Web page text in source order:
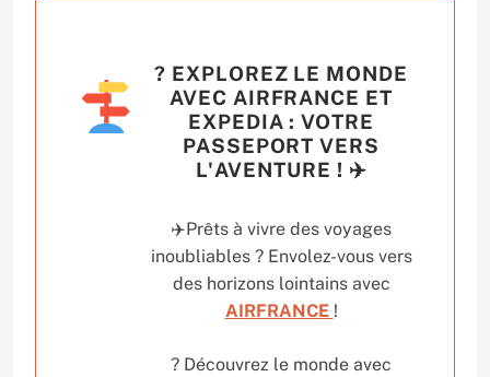
? EXPLOREZ LE MONDE
AVEC AIRFRANCE ET
EXPEDIA : VOTRE
PASSEPORT VERS
L'AVENTURE ! ✈️
✈️Prêts à vivre des voyages
inoubliables ? Envolez-vous vers
des horizons lointains avec
AIRFRANCE !
? Découvrez le monde avec